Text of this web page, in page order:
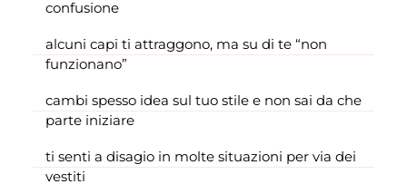
confusione
alcuni capi ti attraggono, ma su di te “non
funzionano”
cambi spesso idea sul tuo stile e non sai da che
parte iniziare
ti senti a disagio in molte situazioni per via dei
vestiti